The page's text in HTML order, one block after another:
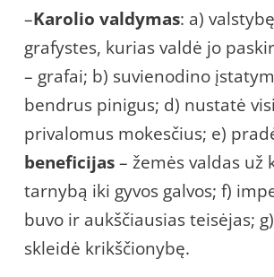
–Karolio valdymas: a)
grafystes, kurias valdė jo
– grafai; b) suvienodino
bendrus pinigus; d) nustatė
privalomus mokesčius; e)
beneficijas– žemės valdas už
tarnybą iki gyvos galvos; f)
buvo ir aukščiausias teisėjas;
skleidė krikščionybę.